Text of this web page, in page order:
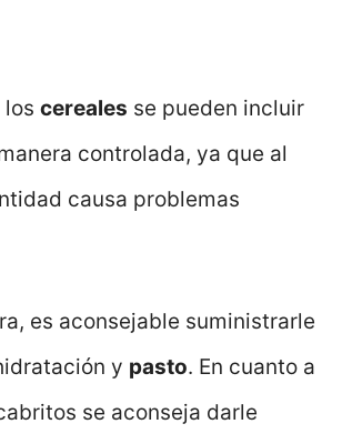
los cereales se pueden incluir
controlada, ya que al
causa problemas
es aconsejable suministrarle
y pasto. En cuanto a
se aconseja darle